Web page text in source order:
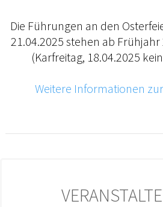
Die Führungen an den
21.04.2025 stehen ab
(Karfreitag, 18.04.2025
Weitere Informationen